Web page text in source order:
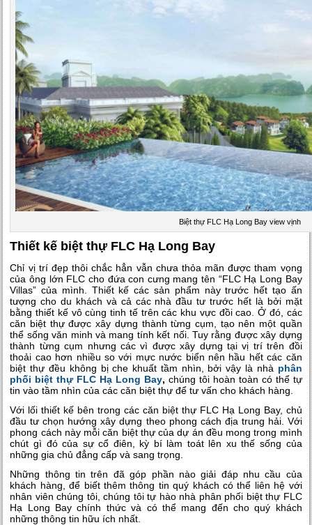
Biệt thự FLC Hạ Long Bay view vịnh
Thiết kế biệt thự FLC Hạ Long Bay
Chỉ vị trí đẹp thôi chắc hẳn vẫn chưa thỏa mãn được tham vọng
của ông lớn FLC cho đứa con cưng mang tên “FLC Hạ Long Bay
Villas” của mình. Thiết kế các sản phẩm này trước hết tạo ấn
tượng cho du khách và cả các nhà đầu tư trước hết là bởi mặt
bằng thiết kế vô cùng tinh tế trên các khu vực đồi cao. Ở đó, các
căn biệt thự được xây dựng thành từng cụm, tạo nên một quần
thể sống văn minh và mang tính kết nối. Tuy rằng được xây dựng
thành từng cụm nhưng các vì được xây dựng tại vị trí trên đồi
thoải cao hơn nhiều so với mực nước biển nên hầu hết các căn
biệt thự đều không bị che khuất tầm nhìn, bởi vậy là nhà phân
phối biệt thự FLC Hạ Long Bay, chúng tôi hoàn toàn có thể tự
tin vào tầm nhìn của các căn biệt thự để tư vấn cho khách hàng.
Với lối thiết kế bên trong các căn biệt thự FLC Hạ Long Bay, chủ
đầu tư chọn hướng xây dựng theo phong cách địa trung hải. Với
phong cách này mỗi căn biệt thự của dự án đều mong trong mình
chút gì đó của sự cổ điên, kỳ bí làm toát lên xu thế sống của
những gia chủ đẳng cấp và sang trọng.
Những thông tin trên đã góp phần nào giải đáp nhu cầu của
khách hàng, để biết thêm thông tin quý khách có thể liên hệ với
nhân viên chúng tôi, chúng tôi tự hào nhà phân phối biệt thự FLC
Hạ Long Bay chính thức và có thể mang đến cho quý khách
những thông tin hữu ích nhất.